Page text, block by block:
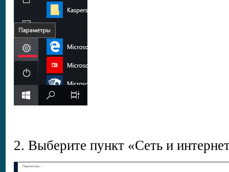
2. Выберите пункт «Сеть и